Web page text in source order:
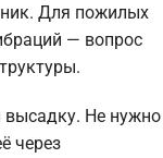
Для пожилых
— вопрос
высадку. Не нужно
через